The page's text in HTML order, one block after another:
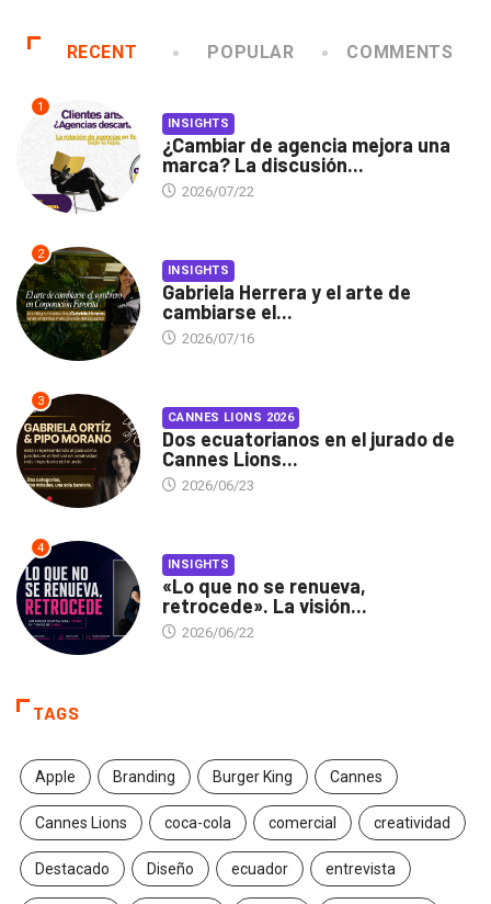
RECENT POPULAR COMMENTS
1
INSIGHTS
¿Cambiar de agencia mejora una
marca? La discusión...
2026/07/22
2
INSIGHTS
Gabriela Herrera y el arte de
cambiarse el...
2026/07/16
3
CANNES LIONS 2026
Dos ecuatorianos en el jurado de
Cannes Lions...
2026/06/23
4
INSIGHTS
«Lo que no se renueva,
retrocede». La visión...
2026/06/22
TAGS
Apple Branding Burger King Cannes
Cannes Lions coca-cola comercial creatividad
Destacado Diseño ecuador entrevista